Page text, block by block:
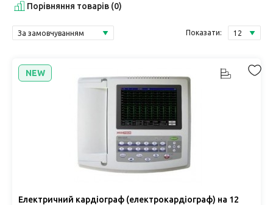
Порівняння товарів (0)
Показати:
NEW
Електричний кардіограф (електрокардіограф) на 12